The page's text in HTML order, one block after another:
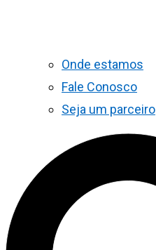
Onde estamos
Fale Conosco
Seja um parceiro